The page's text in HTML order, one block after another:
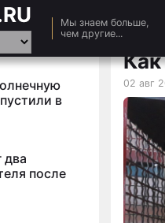
Мы знаем больше,
чем другие...
в
два
после
Как
02 авг